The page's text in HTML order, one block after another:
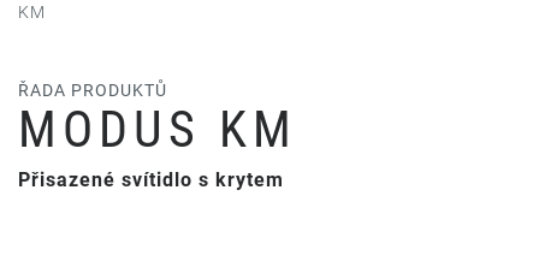
KM
ŘADA PRODUKTŮ
MODUS KM
Přisazené svítidlo s krytem